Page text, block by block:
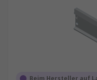
Beim Hersteller auf